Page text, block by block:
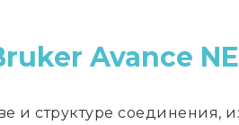
Avance
и структуре соединения,